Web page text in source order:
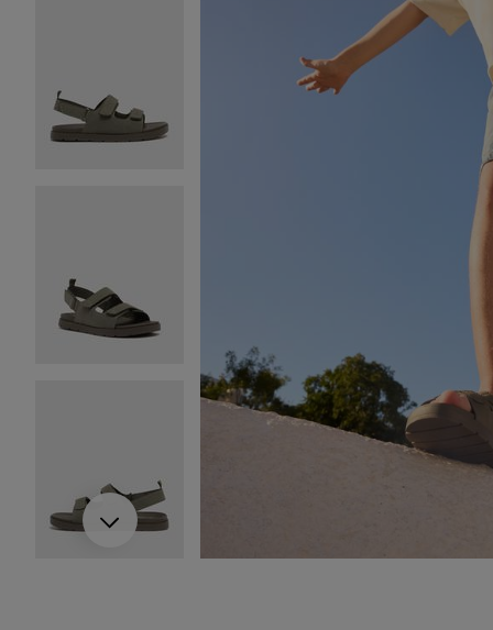
Image 3 sur 7